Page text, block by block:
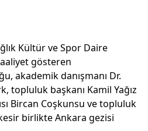
Kültür ve Spor Daire
gösteren
akademik danışmanı Dr.
topluluk başkanı Kamil Yağız
Bircan Coşkunsu ve topluluk
birlikte Ankara gezisi